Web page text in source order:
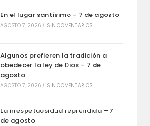
En el lugar santísimo – 7 de agosto
AGOSTO 7, 2026 / SIN COMENTARIOS
Algunos prefieren la tradición a
obedecer la ley de Dios – 7 de
agosto
AGOSTO 7, 2026 / SIN COMENTARIOS
La irrespetuosidad reprendida – 7
de agosto